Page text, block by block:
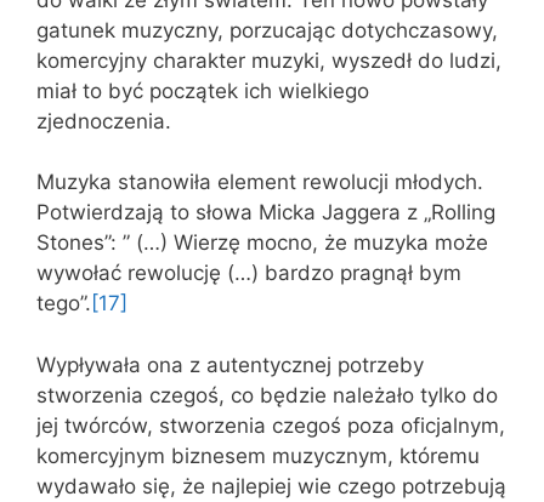
gatunek muzyczny, porzucając dotychczasowy,
komercyjny charakter muzyki, wyszedł do ludzi,
miał to być początek ich wielkiego
zjednoczenia.
Muzyka stanowiła element rewolucji młodych.
Potwierdzają to słowa Micka Jaggera z „Rolling
Stones”: ” (…) Wierzę mocno, że muzyka może
wywołać rewolucję (…) bardzo pragnął bym
tego”. [17]
Wypływała ona z autentycznej potrzeby
stworzenia czegoś, co będzie należało tylko do
jej twórców, stworzenia czegoś poza oficjalnym,
komercyjnym biznesem muzycznym, któremu
wydawało się, że najlepiej wie czego potrzebują